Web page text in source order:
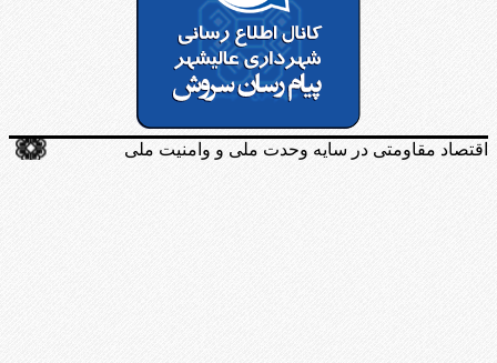
اقتصاد مقاومتی در سایه وحدت ملی و وامنیت ملی